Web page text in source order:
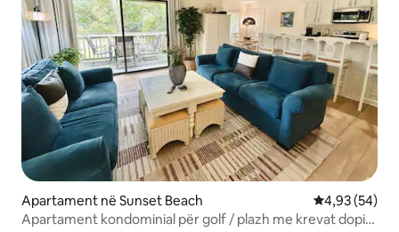
Apartament në Sunset Beach Vlerësimi
4,93 (54)
Apartament kondominial për golf / plazh me krevat dopio